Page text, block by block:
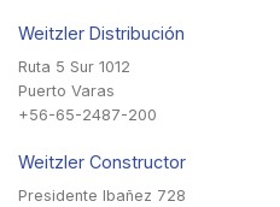
Weitzler Distribución
Ruta 5 Sur 1012
Puerto Varas
+56-65-2487-200
Weitzler Constructor
Presidente Ibañez 728